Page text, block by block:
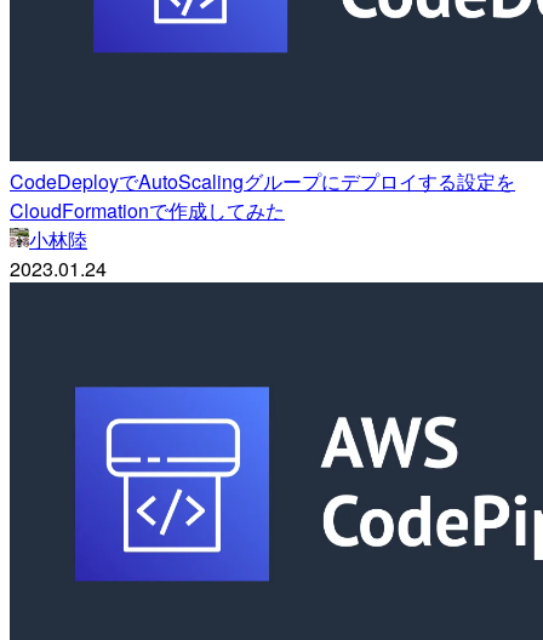
CodeDeployでAutoScalingグループにデプロイする設定を
CloudFormationで作成してみた
小林陸
2023.01.24